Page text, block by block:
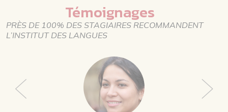
Témoignages
PRÈS DE 100% DES STAGIAIRES RECOMMANDENT
L’INSTITUT DES LANGUES